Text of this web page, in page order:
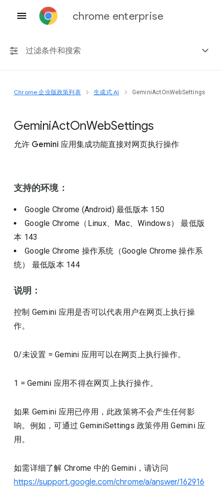
chrome enterprise
过滤条件和搜索
任何平台
Chrome 151
Chrome 企业版政策列表 生成式 AI GeminiActOnWebSettings
GeminiActOnWebSettings
允许 Gemini 应用集成功能直接对网页执行操作
支持的环境：
Google Chrome (Android)最低版本 150
Google Chrome（Linux、Mac、Windows）最低版
本 143
Google Chrome 操作系统（Google Chrome 操作系
统） 最低版本 144
说明：
控制 Gemini 应用是否可以代表用户在网页上执行操
作。
0/未设置 = Gemini 应用可以在网页上执行操作。
1 = Gemini 应用不得在网页上执行操作。
如果 Gemini 应用已停用，此政策将不会产生任何影
响。例如，可通过 GeminiSettings 政策停用 Gemini 应
用。
如需详细了解 Chrome 中的 Gemini，请访问
https://support.google.com/chrome/a/answer/162916